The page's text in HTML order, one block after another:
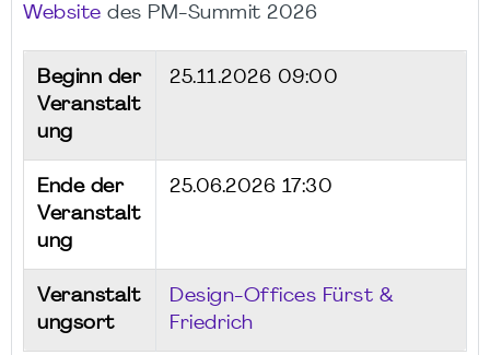
Website des PM-Summit 2026
Beginn der
Veranstalt
ung
25.11.2026 09:00
Ende der
Veranstalt
ung
25.06.2026 17:30
Veranstalt
ungsort
Design-Offices Fürst &
Friedrich